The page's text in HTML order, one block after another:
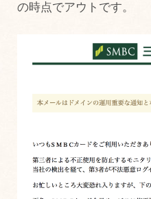
の時点でアウトです。